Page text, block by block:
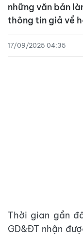
những văn bản
thông tin giả về
17/09/2025 04:35
Thời gian gần
GD&ĐT nhận